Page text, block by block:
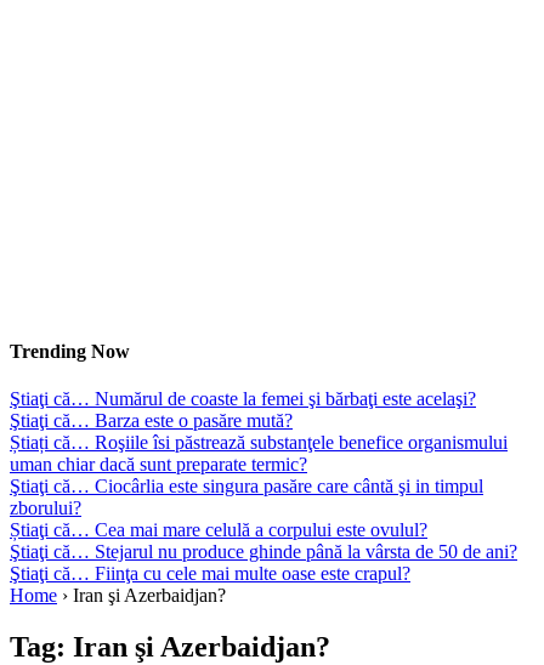
Trending Now
Ştiaţi că… Numărul de coaste la femei şi bărbaţi este acelaşi?
Ştiaţi că… Barza este o pasăre mută?
Știați că… Roşiile îsi păstrează substanţele benefice organismului
uman chiar dacă sunt preparate termic?
Ştiaţi că… Ciocârlia este singura pasăre care cântă şi in timpul
zborului?
Știaţi că… Cea mai mare celulă a corpului este ovulul?
Ştiaţi că… Stejarul nu produce ghinde până la vârsta de 50 de ani?
Ştiaţi că… Fiinţa cu cele mai multe oase este crapul?
Home › Iran şi Azerbaidjan?
Tag: Iran şi Azerbaidjan?